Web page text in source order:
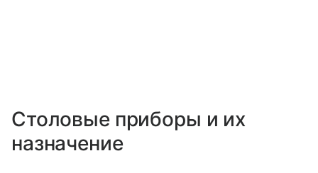
Столовые приборы и их
назначение